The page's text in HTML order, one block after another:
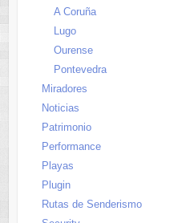
A Coruña
Lugo
Ourense
Pontevedra
Miradores
Noticias
Patrimonio
Performance
Playas
Plugin
Rutas de Senderismo